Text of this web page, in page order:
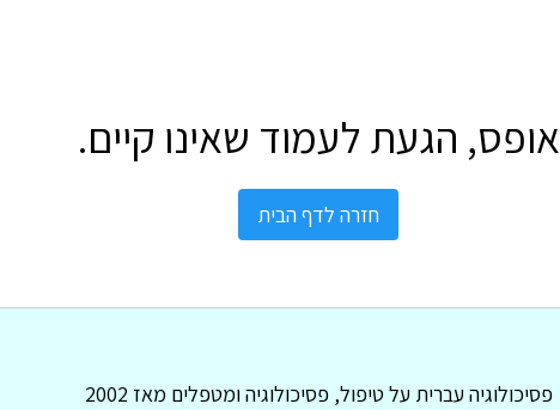
אופס, הגעת לעמוד שאינו קיים.
חזרה לדף הבית
פסיכולוגיה עברית על טיפול, פסיכולוגיה ומטפלים מאז 2002